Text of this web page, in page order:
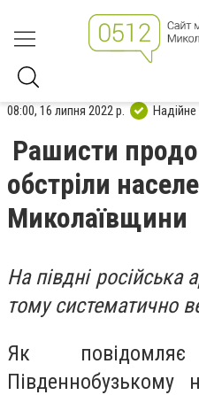
08:00, 16 липня 2022 р.
Рашисти
обстріли
Миколаївщини
На півдні російська
тому систематично
Як
Південнобузькому